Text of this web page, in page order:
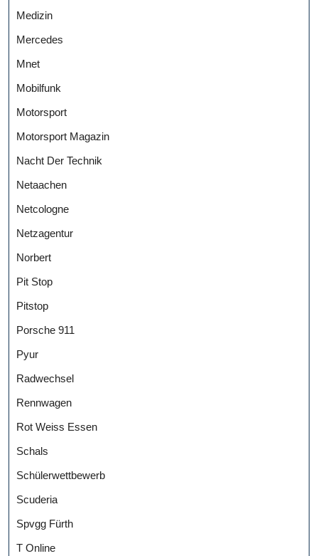
Medizin
Mercedes
Mnet
Mobilfunk
Motorsport
Motorsport Magazin
Nacht Der Technik
Netaachen
Netcologne
Netzagentur
Norbert
Pit Stop
Pitstop
Porsche 911
Pyur
Radwechsel
Rennwagen
Rot Weiss Essen
Schals
Schülerwettbewerb
Scuderia
Spvgg Fürth
T Online